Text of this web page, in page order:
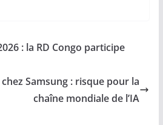
e
n
y
n
k
g
: la RD Congo participe
Samsung : risque pour la
chaîne mondiale de l’IA